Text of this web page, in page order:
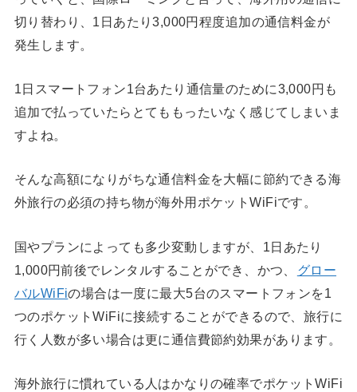
切り替わり、1日あたり3,000円程度追加の通信料金が
発生します。
1日スマートフォン1台あたり通信量のために3,000円も
追加で払っていたらとてももったいなく感じてしまいま
すよね。
そんな高額になりがちな通信料金を大幅に節約できる海
外旅行の必須の持ち物が海外用ポケットWiFiです。
国やプランによっても多少変動しますが、1日あたり
1,000円前後でレンタルすることができ、かつ、
グロー
バルWiFiの場合は一度に最大5台のスマートフォンを1
つのポケットWiFiに接続することができるので、旅行に
行く人数が多い場合は更に通信費節約効果があります。
海外旅行に慣れている人はかなりの確率でポケットWiFi